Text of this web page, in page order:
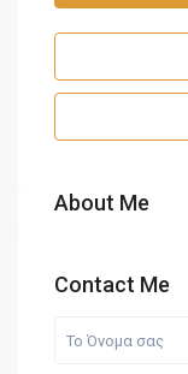
About Me
Contact Me